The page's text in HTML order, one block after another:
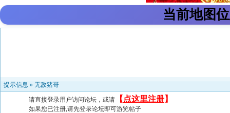
当前地图
提示信息 » 无敌猪哥
请直接登录用户访问论坛，或请 【 点这里注册】
如果您已注册,请先登录论坛即可游览帖子